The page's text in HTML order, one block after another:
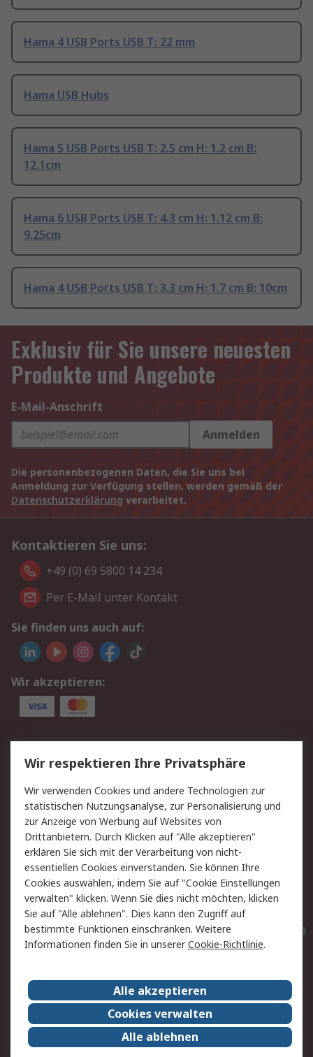
Hama 4 USB Ports USB T: 22 mm
Hama USB Hubs
Hama 5 USB Ports USB T: 2.5 cm H: 1.2 cm B:
12.1cm
Hama 6 USB Ports USB T: 4.3 cm H: 1.12 cm B:
9.25cm
Hama 4 USB Ports USB T: 3.3 cm H: 1.7 cm B: 10cm
Exklusiv für Sie unsere neuesten
Produkte und Angebote
E-Mail-Anschrift
Anmelden
Die personenbezogenen Daten, die Sie uns bei
Anmeldung zur Verfügung stellen, werden gemäß der
Datenschutzerklärung verarbeitet.
Kontaktieren Sie uns:
+49 (0) 69 5800 14 234
Per E-Mail unter Kontakt
Sie finden uns auch auf:
Wir akzeptieren:
Service
Value Added Services
Lieferlösungen
Rücksendungen
Kontakt
Hilfe
Privatkunden
Rechtliches
AGB
Datenschutz
Cookie-Richtlinie
Zahlungsbedingungen
Copyright/Impressum
Entsorgung
Elektrogeräte/Batterien
RS weltweit
Karriere bei RS
Nachhaltigkeit
Qualität/Umwelt/ZertifikatePresse-Center
Event-Center
Wir respektieren Ihre Privatsphäre
Wir verwenden Cookies und andere Technologien zur
statistischen Nutzungsanalyse, zur Personalisierung und
zur Anzeige von Werbung auf Websites von
Drittanbietern. Durch Klicken auf "Alle akzeptieren"
erklären Sie sich mit der Verarbeitung von nicht-
essentiellen Cookies einverstanden. Sie können Ihre
Cookies auswählen, indem Sie auf "Cookie Einstellungen
verwalten" klicken. Wenn Sie dies nicht möchten, klicken
Sie auf "Alle ablehnen". Dies kann den Zugriff auf
bestimmte Funktionen einschränken. Weitere
Informationen finden Sie in unsererCookie-Richtlinie.
Alle akzeptieren
Cookies verwalten
Alle ablehnen